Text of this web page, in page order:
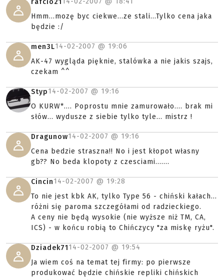
rafcio21
Hmm...mozę byc ciekwe...ze stali...Tylko cena jaka
będzie :/
men3L14-02-2007 @ 19:06
AK-47 wygląda pięknie, stalówka a nie jakis szajs,
czekam ^^
Styp14-02-2007 @ 19:16
O KURW*.... Poprostu mnie zamurowało.... brak mi
słów... wydusze z siebie tylko tyle... mistrz !
Dragunow14-02-2007 @ 19:16
Cena bedzie straszna!! No i jest kłopot własny
gb?? No beda klopoty z czesciami.......
Cincin14-02-2007 @ 19:28
To nie jest kbk AK, tylko Type 56 - chiński kałach...
różni się paroma szczegółami od radzieckiego.
A ceny nie będą wysokie (nie wyższe niż TM, CA,
ICS) - w końcu robią to Chińczycy "za miskę ryżu".
Dziadek7114-02-2007 @ 19:54
Ja wiem coś na temat tej firmy: po pierwsze
produkować będzie chińskie repliki chińskich